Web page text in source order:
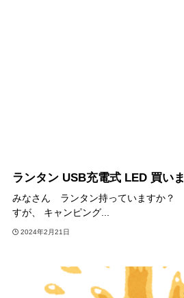
ランタン USB充電式 LED 買い
みなさん ランタン持っていますか？
すが、 キャンピング...
2024年2月21日